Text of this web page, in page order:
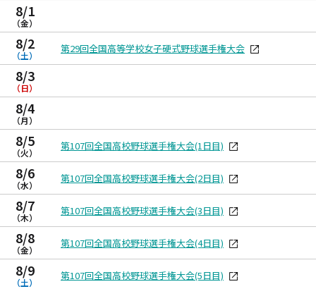
8/1
（金）
8/2
（土）
第29回全国高等学校女子硬式野球選手権大会
8/3
（日）
8/4
（月）
8/5
（火）
第107回全国高校野球選手権大会(1日目)
8/6
（水）
第107回全国高校野球選手権大会(2日目)
8/7
（木）
第107回全国高校野球選手権大会(3日目)
8/8
（金）
第107回全国高校野球選手権大会(4日目)
8/9
（土）
第107回全国高校野球選手権大会(5日目)